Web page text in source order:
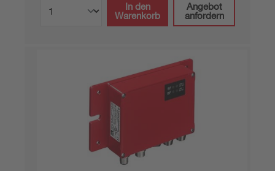
In den
Warenkorb
Angebot
anfordern